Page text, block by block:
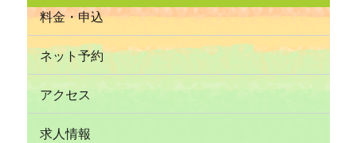
料金・申込
ネット予約
アクセス
求人情報